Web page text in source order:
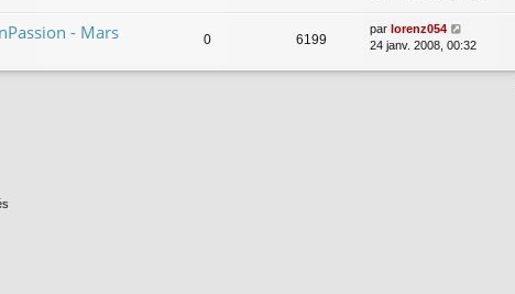
- Mars 0 6199
par lorenz054
24 janv. 2008, 00:32